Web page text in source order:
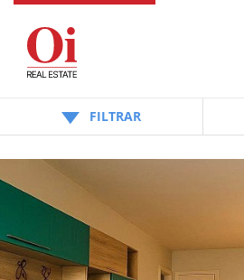
FILTRAR